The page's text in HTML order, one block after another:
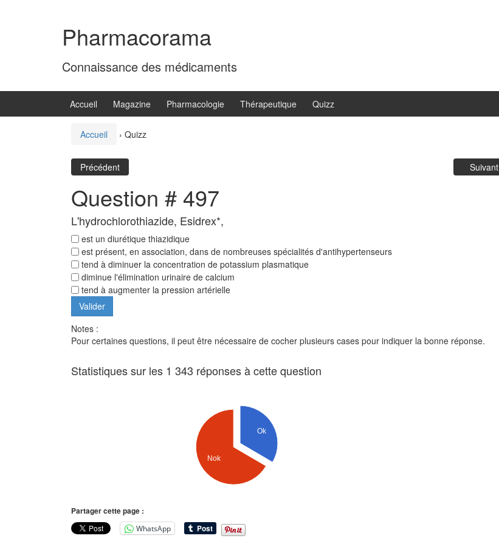
Pharmacorama
Connaissance des médicaments
Accueil Magazine Pharmacologie Thérapeutique Quizz
Accueil › Quizz
Précédent Suivant
Question # 497
L'hydrochlorothiazide, Esidrex*,
est un diurétique thiazidique
est présent, en association, dans de nombreuses spécialités d'antihypertenseurs
tend à diminuer la concentration de potassium plasmatique
diminue l'élimination urinaire de calcium
tend à augmenter la pression artérielle
Notes :
Pour certaines questions, il peut être nécessaire de cocher plusieurs cases pour indiquer la bonne réponse.
Statistiques sur les 1 343 réponses à cette question
Ok
Nok
Partager cette page :
WhatsApp